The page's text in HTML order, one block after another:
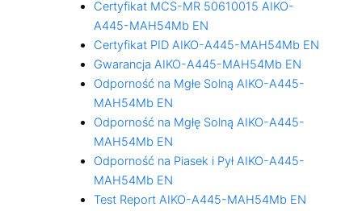
Certyfikat MCS-MR 50610015 AIKO-
A445-MAH54Mb EN
Certyfikat PID AIKO-A445-MAH54Mb EN
Gwarancja AIKO-A445-MAH54Mb EN
Odporność na Mgłe Solną AIKO-A445-
MAH54Mb EN
Odporność na Mgłę Solną AIKO-A445-
MAH54Mb EN
Odporność na Piasek i Pył AIKO-A445-
MAH54Mb EN
Test Report AIKO-A445-MAH54Mb EN